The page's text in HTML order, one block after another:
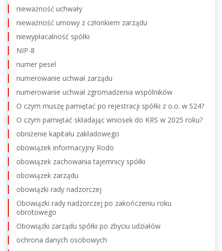
nieważność uchwały
nieważność umowy z członkiem zarządu
niewypłacalność spółki
NIP-8
numer pesel
numerowanie uchwał zarządu
numerowanie uchwał zgromadzenia wspólników
O czym muszę pamiętać po rejestracji spółki z o.o. w S24?
O czym pamiętać składając wniosek do KRS w 2025 roku?
obniżenie kapitału zakładowego
obowiązek informacyjny Rodo
obowiązek zachowania tajemnicy spółki
obowiązek zarządu
obowiązki rady nadzorczej
Obowiązki rady nadzorczej po zakończeniu roku
obrotowego
Obowiązki zarządu spółki po zbyciu udziałów
ochrona danych osobowych